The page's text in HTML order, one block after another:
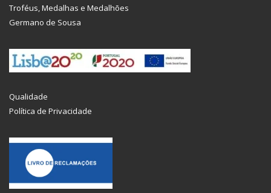
Troféus, Medalhas e Medalhões
Germano de Sousa
Qualidade
Política de Privacidade